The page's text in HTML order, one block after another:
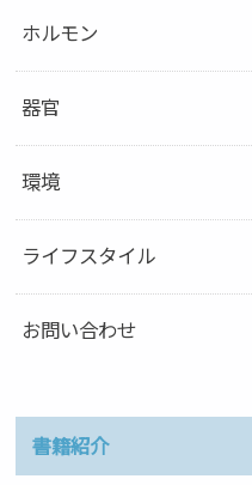
ホルモン
器官
環境
ライフスタイル
お問い合わせ
書籍紹介